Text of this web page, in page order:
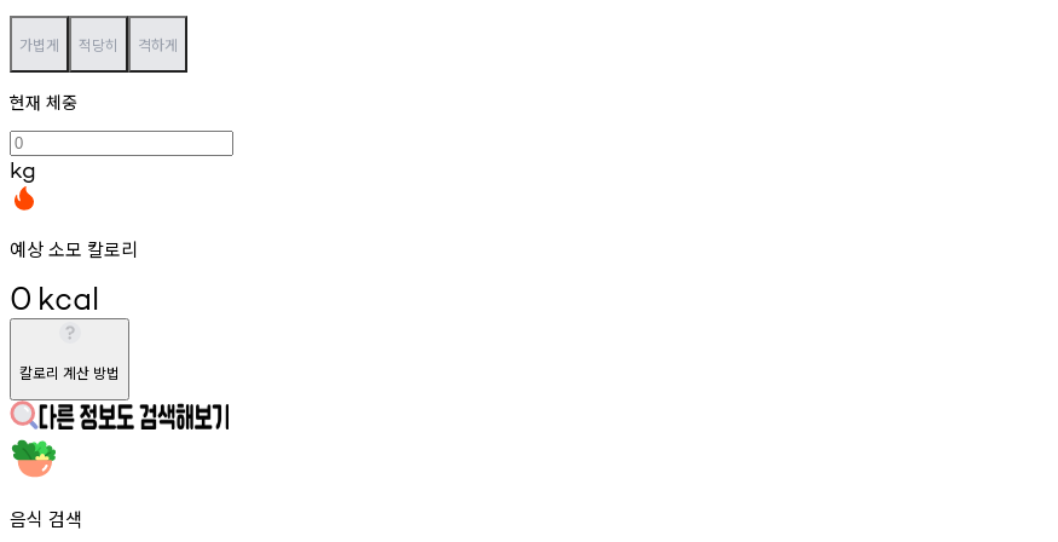
가볍게 적당히 격하게
현재 체중
kg
예상 소모 칼로리
0 kcal
칼로리 계산 방법
음식 검색